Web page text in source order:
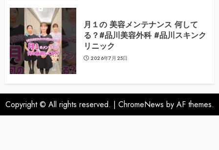
月１の 美容メンテナンス 何して
る？#品川美容外科 #品川スキンク
リニック
2026年7月25日
Copyright © All rights reserved. | ChromeNews by AF themes.